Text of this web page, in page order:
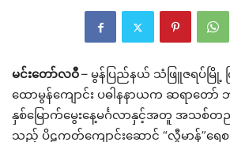
မင်းတော်လဝီ– မွန်ပြည်နယ် သံဖြူဇရပ်မြို့
ထောမွန်ကျောင်း ပဓါနနာယက ဆရာတော်
နှစ်မြောက်မွေးနေ့မင်္ဂလာနှင့်အတူ အသစ်တ
သည့် ပိဋကတ်ကျောင်းဆောင် “လွီမာန်”ရေ